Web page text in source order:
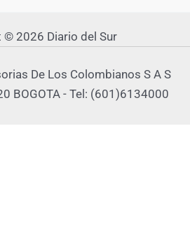
© 2026 Diario del Sur
De Los Colombianos S A S
BOGOTA - Tel: (601)6134000